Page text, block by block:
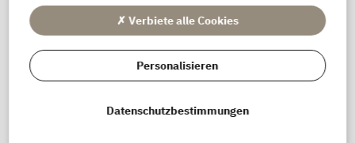
T-Lub® T
Die T-Lub® T ist eine weiße Beschichtung auf
Talkumbasis in pharmazeutischer Qualität. Talkum ist
ein Pionier unter den Elastomer-
Trennmittel, das die Verkleben der Dichtungen
✗ Verbiete alle Cookies
Personalisieren
Datenschutzbestimmungen